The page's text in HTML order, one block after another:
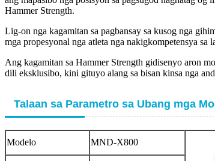
Hammer Strength.
Lig-on nga kagamitan sa pagbansay sa kusog nga
mga propesyonal nga atleta nga nakigkompetensya sa
Ang kagamitan sa Hammer Strength gidisenyo aron
dili eksklusibo, kini gituyo alang sa bisan kinsa nga
Talaan sa Parametro sa Ubang mga
Modelo MND-X800